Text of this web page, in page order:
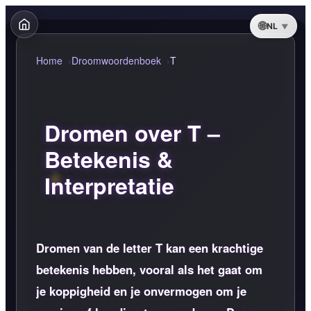
NL
Home Droomwoordenboek T
Dromen over T –
Betekenis &
Interpretatie
Dromen van de letter T kan een krachtige
betekenis hebben, vooral als het gaat om
je koppigheid en je onvermogen om je